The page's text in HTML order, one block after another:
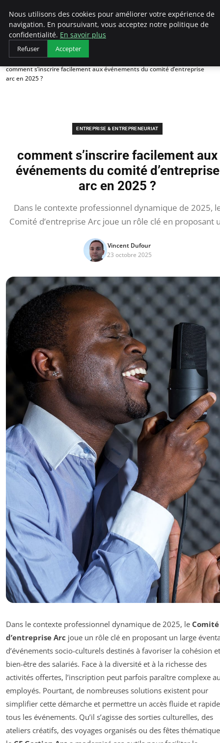
LECFCM
Accueil
Entreprise & Entrepreneuriat
comment s’inscrire facilement aux événements du comité d’entreprise
arc en 2025 ?
ENTREPRISE & ENTREPRENEURIAT
comment s’inscrire facilement aux
événements du comité d’entreprise
arc en 2025 ?
Dans le contexte professionnel dynamique de 2025,
Comité d’entreprise Arc joue un rôle clé en proposant
Vincent Dufour
23 octobre 2025
Dans le contexte professionnel dynamique de 2025, le Comité
d’entreprise Arc joue un rôle clé en proposant un large
d’événements socio-culturels destinés à favoriser la cohésion
bien-être des salariés. Face à la diversité et à la richesse des
activités offertes, l’inscription peut parfois paraître complexe
employés. Pourtant, de nombreuses solutions existent pour
simplifier cette démarche et permettre un accès fluide et
tous les événements. Qu’il s’agisse des sorties culturelles, des
ateliers créatifs, des voyages organisés ou des fêtes
Nous utilisons des cookies pour améliorer votre expérience de
navigation. En poursuivant, vous acceptez notre politique de
confidentialité. En savoir plus
Refuser Accepter